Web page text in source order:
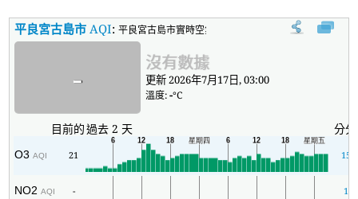
平良宮古島市 AQI:平良宮古島市實時空氣質量指數（AQI）。
- 沒有數據
更新 2026年7月17日, 03:00
溫度:-°C
目前的過去 2 天 分
O3AQI 21 15
NO2AQI - 1